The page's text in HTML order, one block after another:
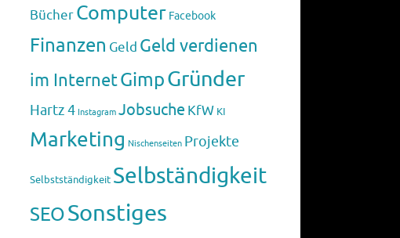
BücherComputer Facebook
Finanzen Geld Geld verdienen
im InternetGimpGründer
Hartz 4 Instagram Jobsuche KfW KI
Marketing Nischenseiten Projekte
Selbstständigkeit Selbständigkeit
SEOSonstiges